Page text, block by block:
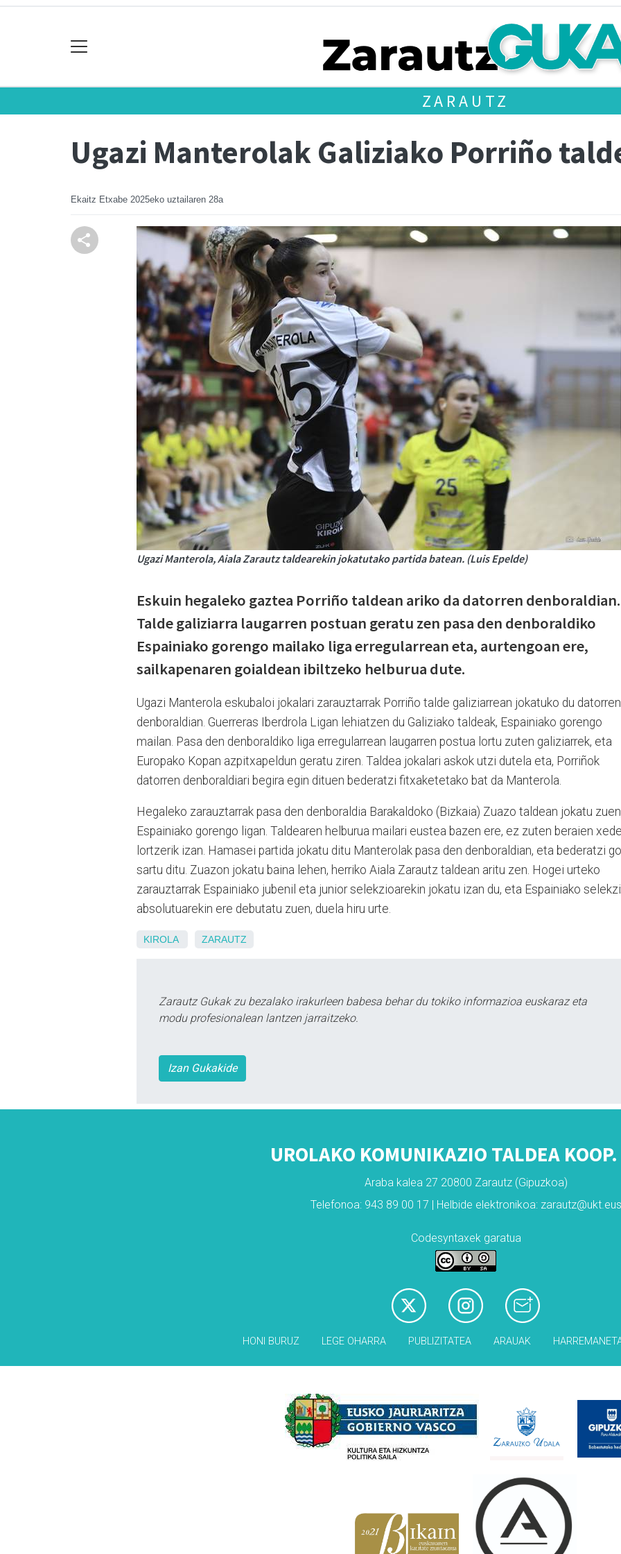
ZARAUTZ
Ugazi Manterolak Galiziako Porriño
Ekaitz Etxabe 2025eko uztailaren 28a
Ugazi Manterola, Aiala Zarautz taldearekin jokatutako partida batean. (Luis Epelde)
Eskuin hegaleko gaztea Porriño taldean ariko da datorren denboraldian.
Talde galiziarra laugarren postuan geratu zen pasa den denboraldiko
Espainiako gorengo mailako liga erregularrean eta, aurtengoan ere,
sailkapenaren goialdean ibiltzeko helburua dute.
Ugazi Manterola eskubaloi jokalari zarauztarrak Porriño talde galiziarrean jokatuko du datorren
denboraldian. Guerreras Iberdrola Ligan lehiatzen du Galiziako taldeak, Espainiako gorengo
mailan. Pasa den denboraldiko liga erregularrean laugarren postua lortu zuten galiziarrek, eta
Europako Kopan azpitxapeldun geratu ziren. Taldea jokalari askok utzi dutela eta, Porriñok
datorren denboraldiari begira egin dituen bederatzi fitxaketetako bat da Manterola.
Hegaleko zarauztarrak pasa den denboraldia Barakaldoko (Bizkaia) Zuazo taldean jokatu
Espainiako gorengo ligan. Taldearen helburua mailari eustea bazen ere, ez zuten beraien
lortzerik izan. Hamasei partida jokatu ditu Manterolak pasa den denboraldian, eta bederatzi gol
sartu ditu. Zuazon jokatu baina lehen, herriko Aiala Zarautz taldean aritu zen. Hogei urteko
zarauztarrak Espainiako jubenil eta junior selekzioarekin jokatu izan du, eta Espainiako
absolutuarekin ere debutatu zuen, duela hiru urte.
KIROLA ZARAUTZ
Zarautz Gukak zu bezalako irakurleen babesa behar du tokiko informazioa euskaraz eta
modu profesionalean lantzen jarraitzeko.
Izan Gukakide
UROLAKO KOMUNIKAZIO TALDEA
Araba kalea 27 20800 Zarautz (Gipuzkoa)
Telefonoa: 943 89 00 17 | Helbide elektronikoa: zarautz@ukt.eus
Codesyntaxek garatua
HONI BURUZ LEGE OHARRA PUBLIZITATEA ARAUAK